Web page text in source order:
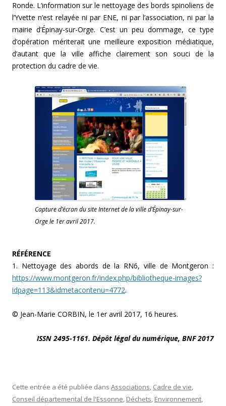
Ronde. L’information sur le nettoyage des bords spinoliens de
l’Yvette n’est relayée ni par ENE, ni par l’association, ni par la
mairie d’Épinay-sur-Orge. C’est un peu dommage, ce type
d’opération mériterait une meilleure exposition médiatique,
d’autant que la ville affiche clairement son souci de la
protection du cadre de vie.
Capture d’écran du site Internet de la ville d’Épinay-sur-
Orge le 1er avril 2017.
RÉFÉRENCE
1. Nettoyage des abords de la RN6, ville de Montgeron :
https://www.montgeron.fr/index.php/bibliotheque-images?
idpage=113&idmetacontenu=4772.
© Jean-Marie CORBIN, le 1er avril 2017, 16 heures.
ISSN 2495-1161. Dépôt légal du numérique, BNF 2017
Cette entrée a été publiée dans Associations, Cadre de vie,
Conseil départemental de l'Essonne, Déchets, Environnement,